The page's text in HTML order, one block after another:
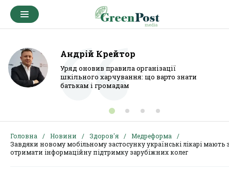
Андрій Крейтор
Уряд оновив правила організації
шкільного харчування: що варто знати
батькам і громадам
Головна Новини Здоров'я
Медреформа
Завдяки новому мобільному застосунку українські лікарі мають
отримати інформаційну підтримку зарубіжних колег